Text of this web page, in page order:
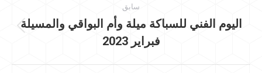
سابق
المنشور
السابق:
اليوم الفني للسباكة ميلة وأم البواقي والمسيلة
فبراير 2023